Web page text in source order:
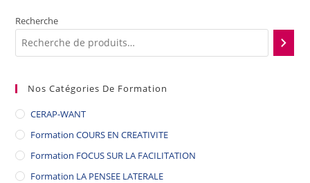
Recherche
Nos Catégories De Formation
CERAP-WANT
Formation COURS EN CREATIVITE
Formation FOCUS SUR LA FACILITATION
Formation LA PENSEE LATERALE